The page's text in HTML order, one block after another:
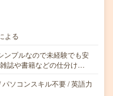
よる
ンプルなので未経験でも安
誌や書籍などの仕分け…
ソコンスキル不要 / 英語力